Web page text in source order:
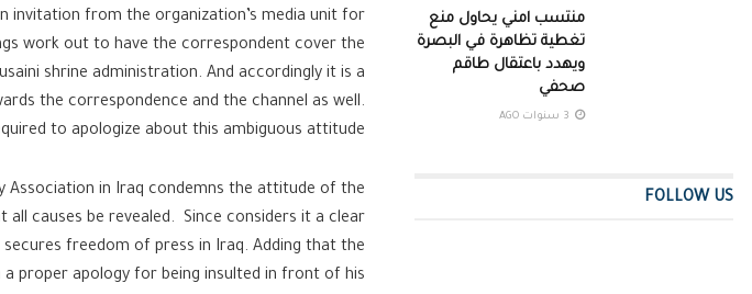
invitation from the organization’s media unit for
work out to have the correspondent cover the
shrine administration. And accordingly it is a
the correspondence and the channel as well.
to apologize about this ambiguous attitude.
Association in Iraq condemns the attitude of the
all causes be revealed. Since considers it a clear
freedom of press in Iraq. Adding that the
proper apology for being insulted in front of his
منتسب امني يحاول منع
تغطية تظاهرة في البصرة
ويهدد باعتقال طاقم
صحفي
FOLLOW US